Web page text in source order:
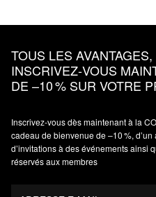
TOUS LES
INSCRIVEZ‑VOUS
DE –10 % SUR VOTRE
Inscrivez‑vous dès maintenant à la
cadeau de bienvenue de –10 %,
d’invitations à des événements ainsi
réservés aux membres